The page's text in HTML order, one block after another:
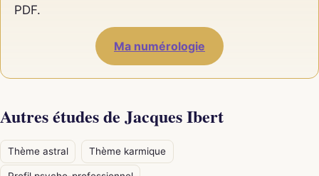
PDF.
Ma numérologie
Autres études de Jacques Ibert
Thème astral Thème karmique